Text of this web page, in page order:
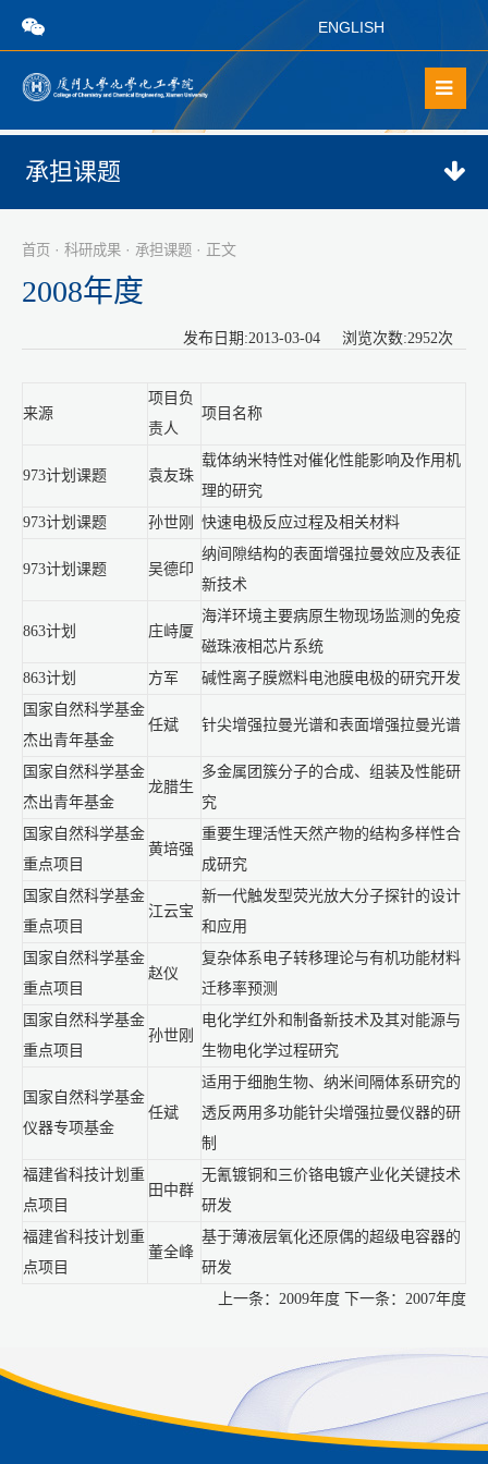
ENGLISH
承担课题
首页 · 科研成果 · 承担课题 · 正文
2008年度
发布日期:2013-03-04 浏览次数:2952次
来源
项目负
责人
项目名称
973计划课题 袁友珠
载体纳米特性对催化性能影响及作用机
理的研究
973计划课题
孙世刚 快速电极反应过程及相关材料
973计划课题 吴德印
纳间隙结构的表面增强拉曼效应及表征
新技术
863计划 庄峙厦
海洋环境主要病原生物现场监测的免疫
磁珠液相芯片系统
863计划
方军
碱性离子膜燃料电池膜电极的研究开发
国家自然科学基金
杰出青年基金
任斌 针尖增强拉曼光谱和表面增强拉曼光谱
国家自然科学基金
杰出青年基金
龙腊生
多金属团簇分子的合成、组装及性能研
究
国家自然科学基金
重点项目
黄培强
重要生理活性天然产物的结构多样性合
成研究
国家自然科学基金
重点项目
江云宝
新一代触发型荧光放大分子探针的设计
和应用
国家自然科学基金
重点项目
赵仪
复杂体系电子转移理论与有机功能材料
迁移率预测
国家自然科学基金
重点项目
孙世刚
电化学红外和制备新技术及其对能源与
生物电化学过程研究
国家自然科学基金
仪器专项基金
任斌
适用于细胞生物、纳米间隔体系研究的
透反两用多功能针尖增强拉曼仪器的研
制
福建省科技计划重
点项目
田中群
无氰镀铜和三价铬电镀产业化关键技术
研发
福建省科技计划重
点项目
董全峰
基于薄液层氧化还原偶的超级电容器的
研发
上一条： 2009年度 下一条： 2007年度